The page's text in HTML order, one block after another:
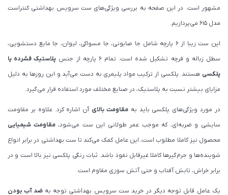
مشهور است. در این صفحه به بررسی ویژگی‌های ست سرویس بهداشتی کنتراست
مدل 615 می‌پردازیم.
این ست زیبا از 6 پارچه شامل جا صابونی، جا مسواکی، لیوان، جا مایع دستشویی،
سطل زباله و فرچه تشکیل شده است. تمام 6 پارچه از جنس
پلاستیک فشرده یا
پلکسی هستند. پلکسی از ترکیب مواد پلیمری به دست می‌آید و این روزها به دلیل
مزایای بیشتر نسبت به پلاستیک، در صنایع مختلف مورد استفاده قرار می‌گیرد.
در مورد ویژگی‌های پلکسی باید بهمقاومت بالای آن اشاره کرد. علاوه بر مقاومت
سایشی و ضربه‌ای، که موجب عمر طولانی این ست می‌شود،مقاومت شیمیایی
محصول نیز کاملا مطلوب است، این عامل کمک می‌کند تا ست بهداشتی در برابر انواع
شوینده‌ها و جرم‌گیرها کاملا غیرقابل نفوذ باشد. ثبات رنگی پلکسی نیز بالا است و در
برابر خراش، تابش آفتاب و حتی آتش سوزی مقاوم است.
یک عامل قابل توجه دیگر در خرید ست سرویس بهداشتی توجه بهضد آب بودن